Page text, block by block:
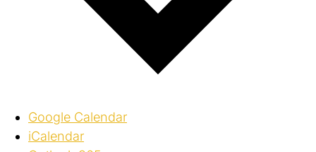
Google Calendar
iCalendar